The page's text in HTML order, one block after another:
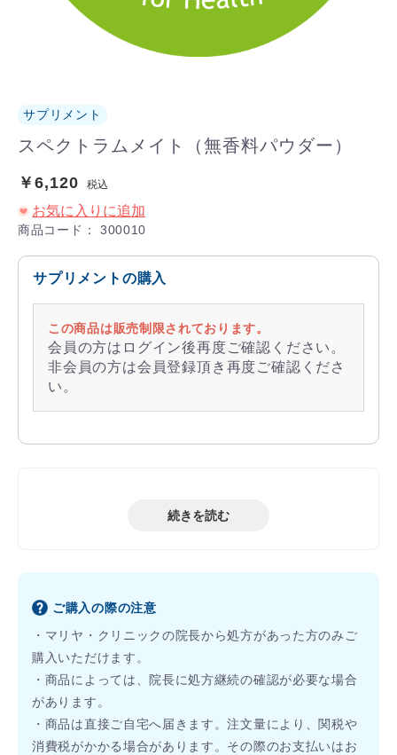
サプリメント
スペクトラムメイト（無香料パウダー）
￥6,120 税込
お気に入りに追加
商品コード： 300010
サプリメントの購入
この商品は販売制限されております。
会員の方はログイン後再度ご確認ください。
非会員の方は会員登録頂き再度ご確認くださ
い。
続きを読む
ご購入の際の注意
・マリヤ・クリニックの院長から処方があった方のみご
購入いただけます。
・商品によっては、院長に処方継続の確認が必要な場合
があります。
・商品は直接ご自宅へ届きます。注文量により、関税や
消費税がかかる場合があります。その際のお支払いはお